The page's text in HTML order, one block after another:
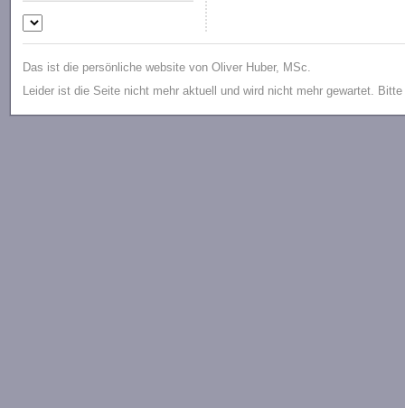
Das ist die persönliche website von Oliver Huber, MSc.
Leider ist die Seite nicht mehr aktuell und wird nicht mehr gewartet.